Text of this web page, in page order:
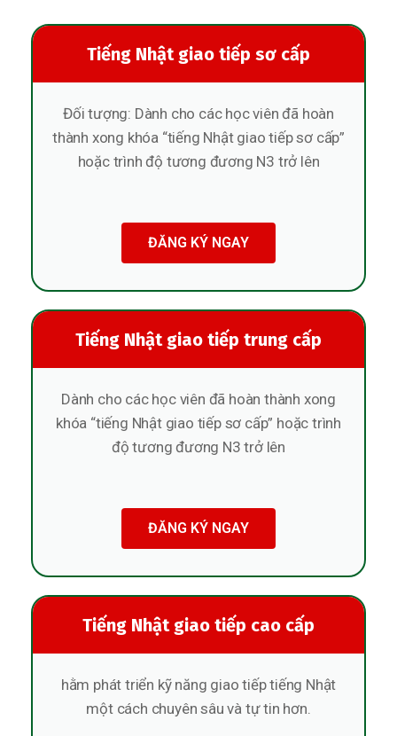
Tiếng Nhật giao tiếp sơ cấp
Đối tượng: Dành cho các học viên đã hoàn
thành xong khóa “tiếng Nhật giao tiếp sơ cấp”
hoặc trình độ tương đương N3 trở lên
ĐĂNG KÝ NGAY
Tiếng Nhật giao tiếp trung cấp
Dành cho các học viên đã hoàn thành xong
khóa “tiếng Nhật giao tiếp sơ cấp” hoặc trình
độ tương đương N3 trở lên
ĐĂNG KÝ NGAY
Tiếng Nhật giao tiếp cao cấp
hằm phát triển kỹ năng giao tiếp tiếng Nhật
một cách chuyên sâu và tự tin hơn.